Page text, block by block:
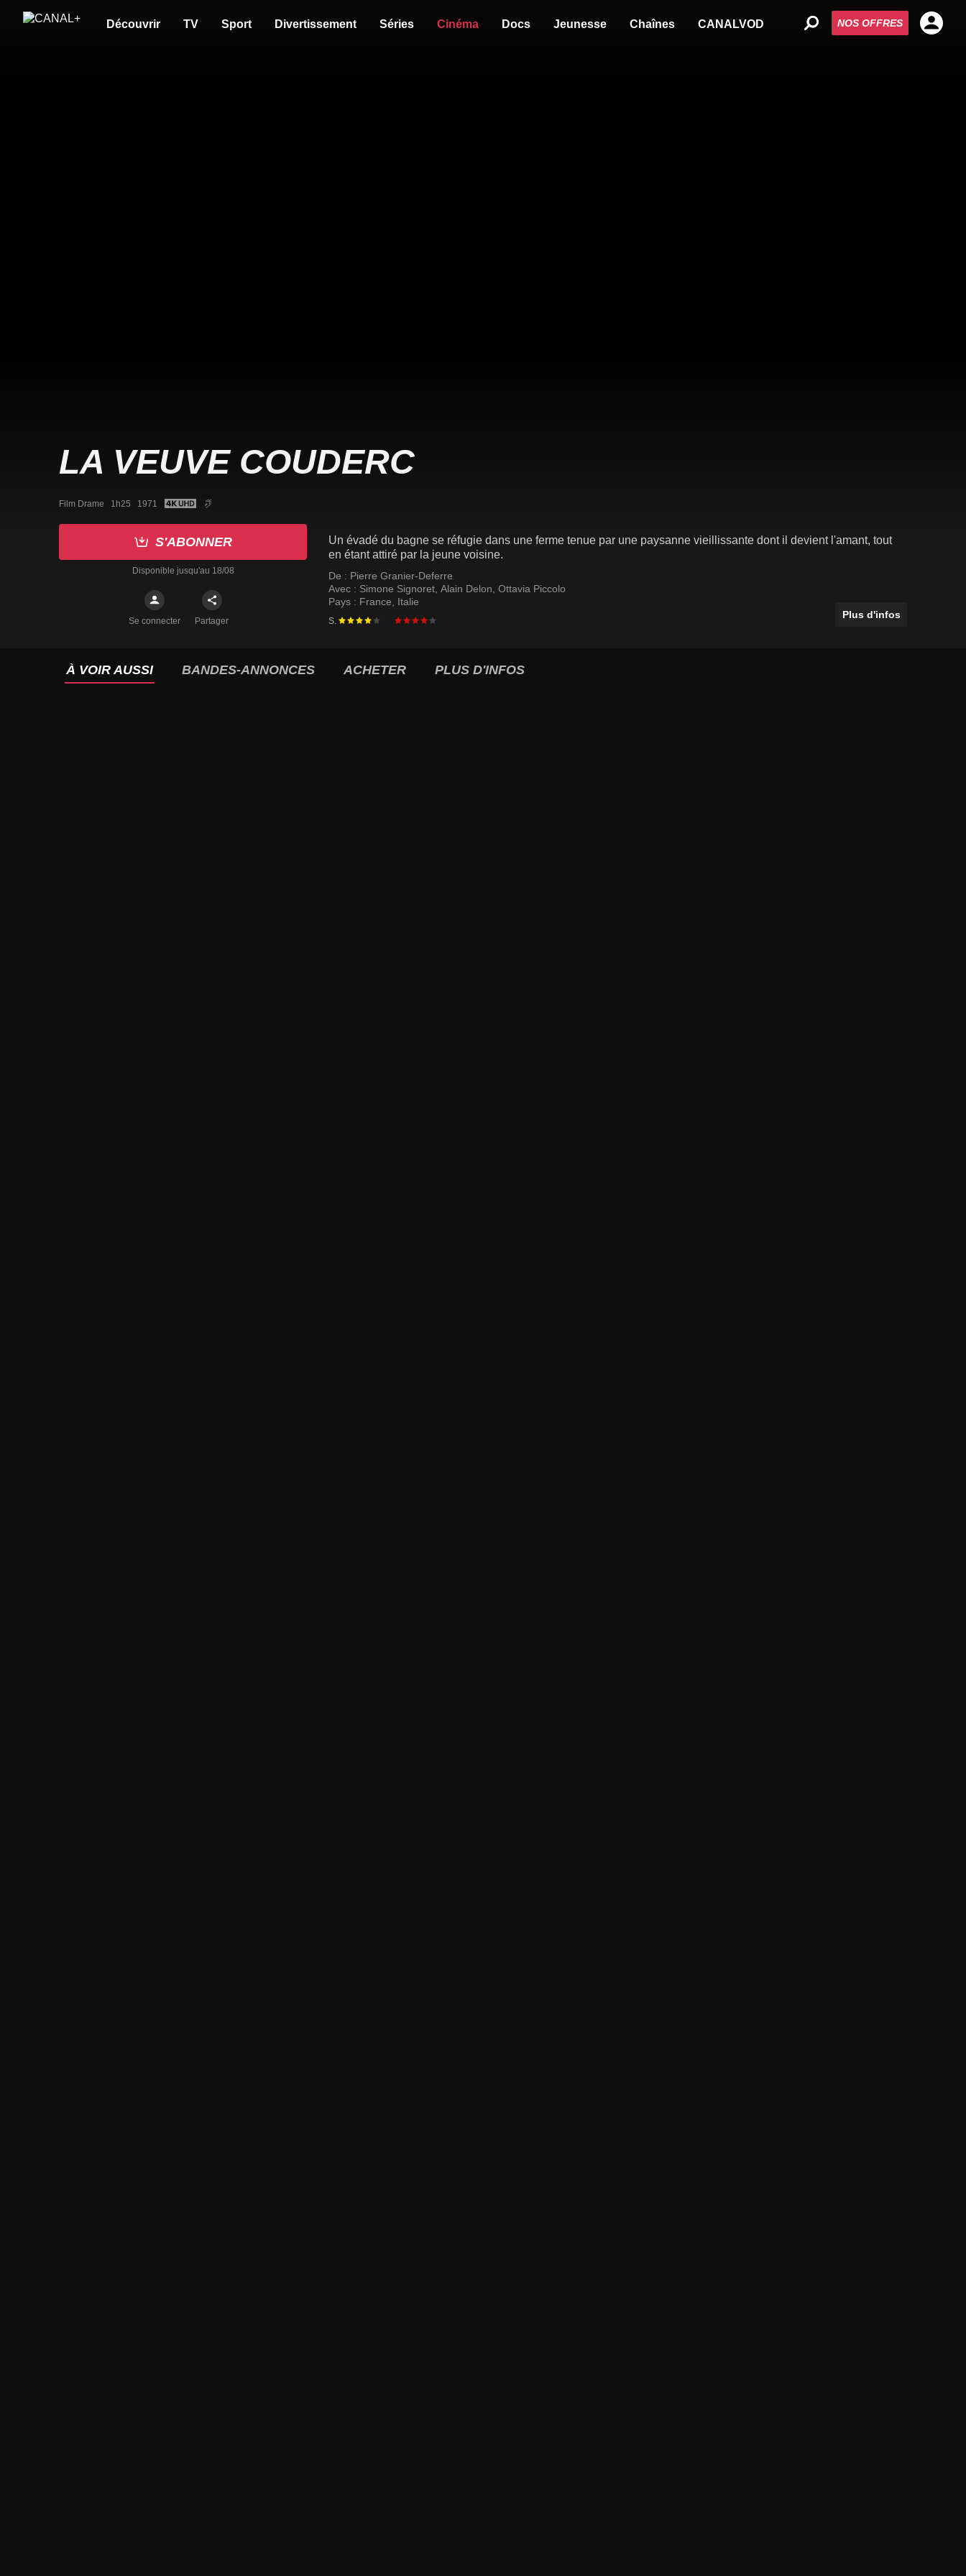
Découvrir TV Sport Divertissement Séries Cinéma Docs Jeunesse Chaînes CANALVOD NOS OFFRES
LA VEUVE COUDERC
Film Drame   1h25   1971
S'ABONNER
Disponible jusqu'au 18/08
Se connecter Partager
Un évadé du bagne se réfugie dans une ferme tenue par une paysanne vieillissante dont il devient l'amant, tout
en étant attiré par la jeune voisine.
De : Pierre Granier-Deferre
Avec : Simone Signoret Alain Delon Ottavia Piccolo
Pays : France Italie
S.
Plus d'infos
À VOIR AUSSI BANDES-ANNONCES ACHETER PLUS D'INFOS